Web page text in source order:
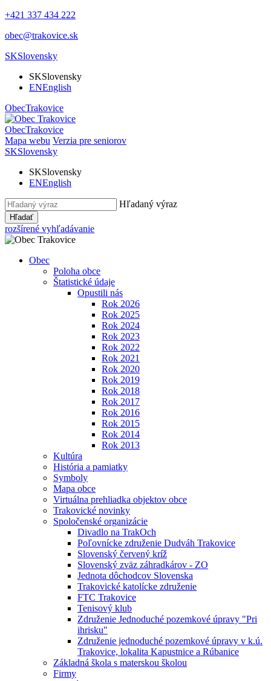
+421 337 434 222
obec@trakovice.sk
SKSlovensky
SKSlovensky
ENEnglish
ObecTrakovice
ObecTrakovice
Mapa webu Verzia pre seniorov
SKSlovensky
SKSlovensky
ENEnglish
Hľadaný výraz
Hľadať
rozšírené vyhľadávanie
Obec
Poloha obce
Štatistické údaje
Opustili nás
Rok 2026
Rok 2025
Rok 2024
Rok 2023
Rok 2022
Rok 2021
Rok 2020
Rok 2019
Rok 2018
Rok 2017
Rok 2016
Rok 2015
Rok 2014
Rok 2013
Kultúra
História a pamiatky
Symboly
Mapa obce
Virtuálna prehliadka objektov obce
Trakovické novinky
Spoločenské organizácie
Divadlo na TrakOch
Poľovnícke združenie Dudváh Trakovice
Slovenský červený kríž
Slovenský zväz záhradkárov - ZO
Jednota dôchodcov Slovenska
Trakovické katolícke združenie
FTC Trakovice
Tenisový klub
Združenie Jednoduché pozemkové úpravy "Pri
ihrisku"
Združenie jednoduché pozemkové úpravy v k.ú.
Trakovice, lokalita Kapustnice a Rúbanice
Základná škola s materskou školou
Firmy